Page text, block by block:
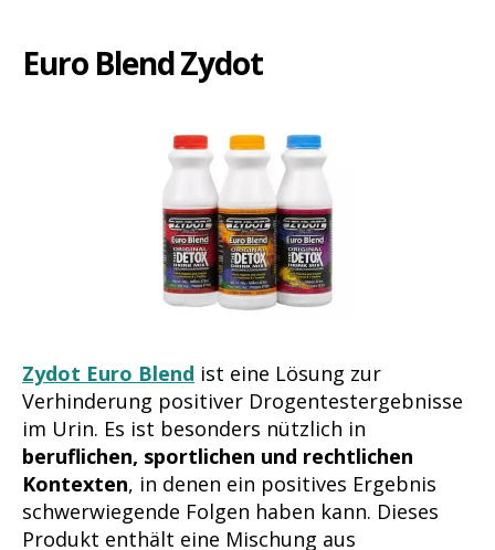
Euro Blend Zydot
Zydot Euro Blend ist eine Lösung zur
Verhinderung positiver Drogentestergebnisse
im Urin. Es ist besonders nützlich in
beruflichen, sportlichen und rechtlichen
Kontexten, in denen ein positives Ergebnis
schwerwiegende Folgen haben kann. Dieses
Produkt enthält eine Mischung aus